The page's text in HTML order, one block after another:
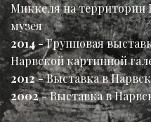
Миккеля на территории
музея
2014- Групповая
Нарвской картинной
2012- Выставка в
2002- Выставка в